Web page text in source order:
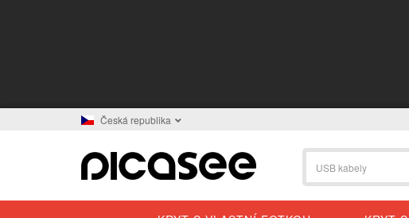
Česká republika